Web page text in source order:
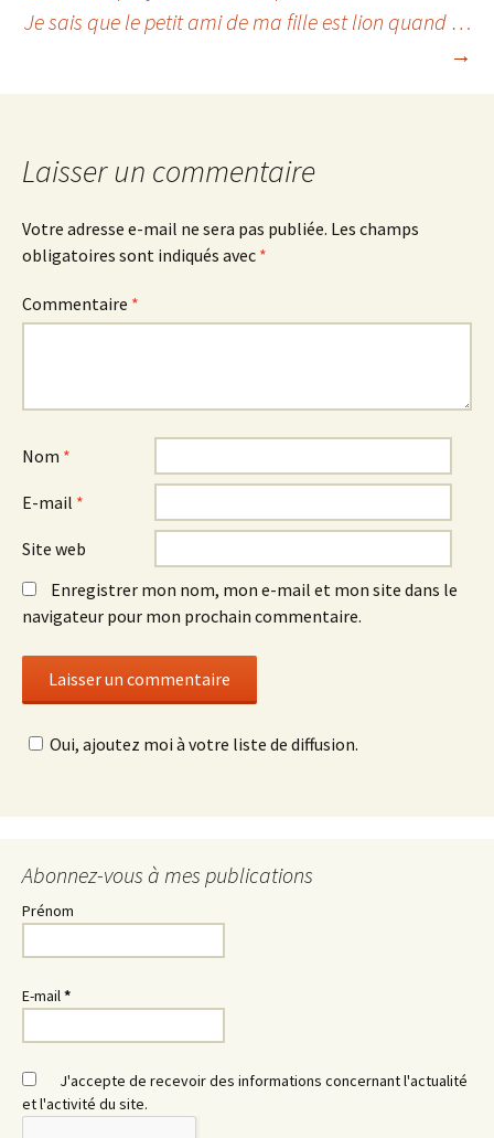
Je sais que le petit ami de ma fille est lion quand …
→
Laisser un commentaire
Votre adresse e-mail ne sera pas publiée. Les champs
obligatoires sont indiqués avec *
Commentaire *
Nom *
E-mail *
Site web
Enregistrer mon nom, mon e-mail et mon site dans le
navigateur pour mon prochain commentaire.
Oui, ajoutez moi à votre liste de diffusion.
Abonnez-vous à mes publications
Prénom
E-mail*
J'accepte de recevoir des informations concernant l'actualité
et l'activité du site.